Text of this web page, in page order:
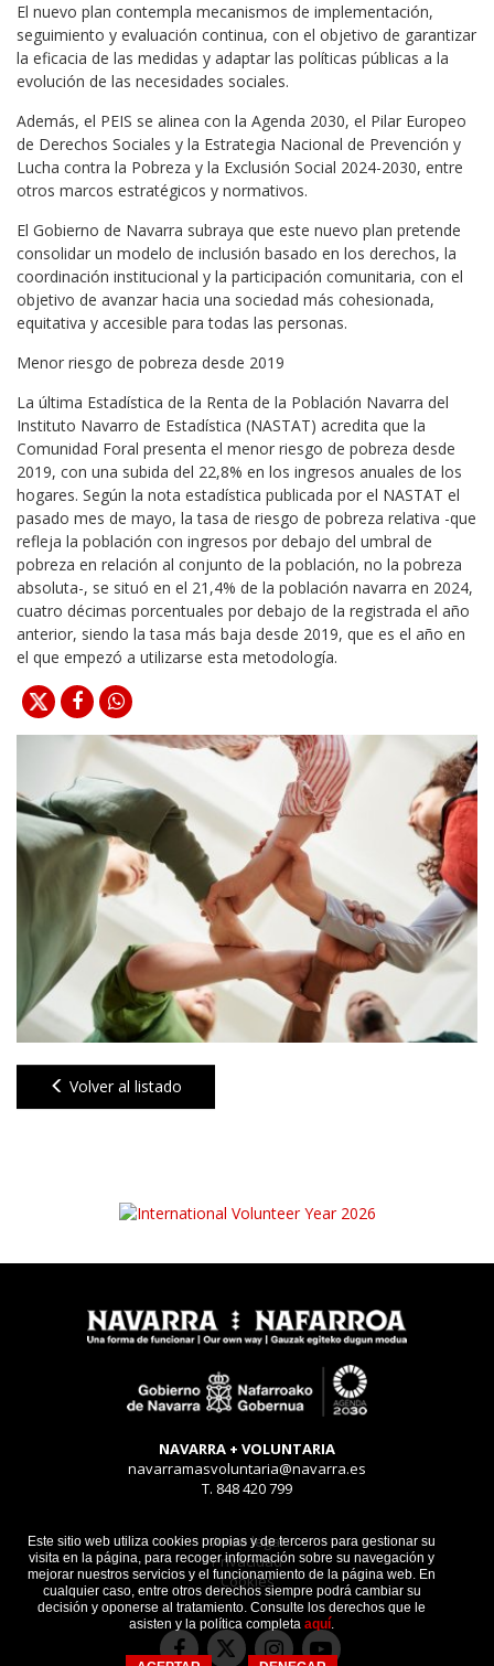
Este sitio web utiliza cookies propias y de terceros para gestionar su
visita en la página, para recoger información sobre su navegación y
mejorar nuestros servicios y el funcionamiento de la página web. En
cualquier caso, entre otros derechos siempre podrá cambiar su
decisión y oponerse al tratamiento. Consulte los derechos que le
asisten y la política completa aquí.
El nuevo plan contempla mecanismos de implementación,
seguimiento y evaluación continua, con el objetivo de garantizar
la eficacia de las medidas y adaptar las políticas públicas a la
evolución de las necesidades sociales.
Además, el PEIS se alinea con la Agenda 2030, el Pilar Europeo
de Derechos Sociales y la Estrategia Nacional de Prevención y
Lucha contra la Pobreza y la Exclusión Social 2024-2030, entre
otros marcos estratégicos y normativos.
El Gobierno de Navarra subraya que este nuevo plan pretende
consolidar un modelo de inclusión basado en los derechos, la
coordinación institucional y la participación comunitaria, con el
objetivo de avanzar hacia una sociedad más cohesionada,
equitativa y accesible para todas las personas.
Menor riesgo de pobreza desde 2019
La última Estadística de la Renta de la Población Navarra del
Instituto Navarro de Estadística (NASTAT) acredita que la
Comunidad Foral presenta el menor riesgo de pobreza desde
2019, con una subida del 22,8% en los ingresos anuales de los
hogares. Según la nota estadística publicada por el NASTAT el
pasado mes de mayo, la tasa de riesgo de pobreza relativa -que
refleja la población con ingresos por debajo del umbral de
pobreza en relación al conjunto de la población, no la pobreza
absoluta-, se situó en el 21,4% de la población navarra en 2024,
cuatro décimas porcentuales por debajo de la registrada el año
anterior, siendo la tasa más baja desde 2019, que es el año en
el que empezó a utilizarse esta metodología.
Volver al listado
NAVARRA + VOLUNTARIA
navarramasvoluntaria@navarra.es
T. 848 420 799
Aviso legal
Privacidad
Cookies
Facebook InstagramYoutube